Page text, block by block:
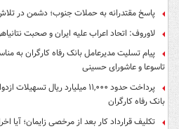
پاسخ مقتدرانه به حملات جنوب؛ دشمن در
لاوروف: اتحاد اعراب علیه ایران و صحبت
پیام تسلیت مدیرعامل بانک رفاه کارگران به
تاسوعا و عاشورای حسینی
پرداخت حدود ۱۱,۰۰۰ میلیارد
بانک رفاه کارگران
تکلیف قرارداد کار بعد از مرخصی زایمان؛ آیا